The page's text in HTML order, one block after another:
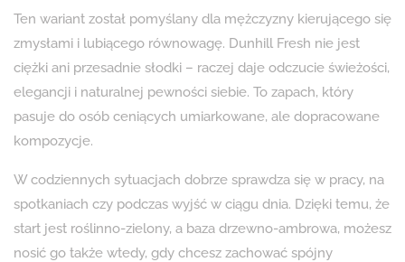
Ten wariant został pomyślany dla mężczyzny kierującego się
zmysłami i lubiącego równowagę. Dunhill Fresh nie jest
ciężki ani przesadnie słodki – raczej daje odczucie świeżości,
elegancji i naturalnej pewności siebie. To zapach, który
pasuje do osób ceniących umiarkowane, ale dopracowane
kompozycje.
W codziennych sytuacjach dobrze sprawdza się w pracy, na
spotkaniach czy podczas wyjść w ciągu dnia. Dzięki temu, że
start jest roślinno-zielony, a baza drzewno-ambrowa, możesz
nosić go także wtedy, gdy chcesz zachować spójny